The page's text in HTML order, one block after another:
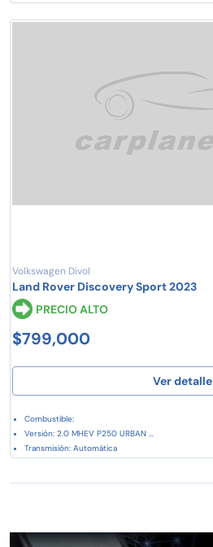
Volkswagen Divol
Land Rover Discovery Sport 2023
PRECIO ALTO
$799,000
Ver detalle
Combustible:
Versión: 2.0 MHEV P250 URBAN ...
Transmisión: Automática